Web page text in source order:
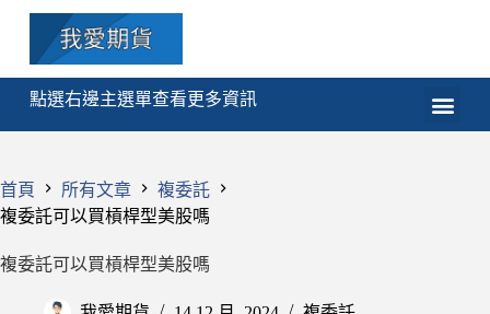
點選右邊主選單查看更多資訊
首頁 所有文章
複委託
複委託可以買槓桿型美股嗎
複委託可以買槓桿型美股嗎